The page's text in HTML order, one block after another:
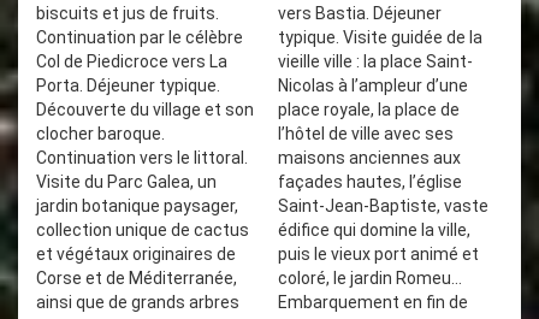
biscuits et jus de fruits.
Continuation par le célèbre
Col de Piedicroce vers La
Porta. Déjeuner typique.
Découverte du village et son
clocher baroque.
Continuation vers le littoral.
Visite du Parc Galea, un
jardin botanique paysager,
collection unique de cactus
et végétaux originaires de
Corse et de Méditerranée,
ainsi que de grands arbres
vers Bastia. Déjeuner
typique. Visite guidée de la
vieille ville : la place Saint-
Nicolas à l’ampleur d’une
place royale, la place de
l’hôtel de ville avec ses
maisons anciennes aux
façades hautes, l’église
Saint-Jean-Baptiste, vaste
édifice qui domine la ville,
puis le vieux port animé et
coloré, le jardin Romeu…
Embarquement en fin de